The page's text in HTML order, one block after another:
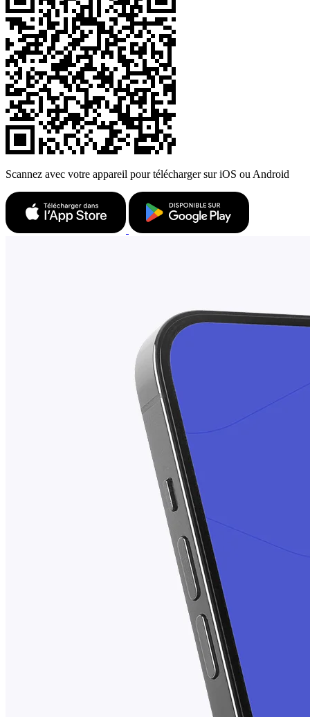
Scannez avec votre appareil pour télécharger sur iOS ou Android